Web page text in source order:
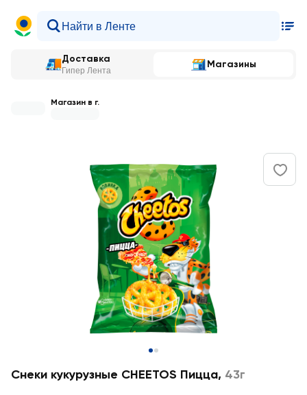
Доставка
Гипер Лента
Магазины
Магазин в г.
Снеки кукурузные CHEETOS Пицца, 43г